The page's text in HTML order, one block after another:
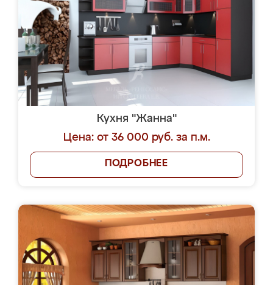
Кухня "Жанна"
Цена: от 36 000 руб. за п.м.
ПОДРОБНЕЕ